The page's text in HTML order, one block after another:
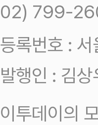
02) 799-
등록번호 :
발행인 : 김
이투데이의